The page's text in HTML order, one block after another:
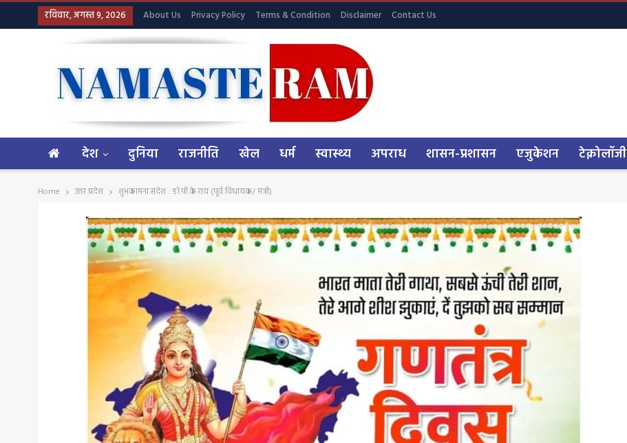
रविवार, अगस्त 9, 2026 About Us Privacy Policy Terms & Condition Disclaimer Contact Us
देश दुनिया राजनीति खेल धर्म स्वास्थ्य अपराध शासन-प्रशासन एजुकेशन टेक्नोलॉजी
Home उत्तर प्रदेश शुभकामना संदेश : डॉ.पी.के.राय (पूर्व विधायक/ मंत्री)